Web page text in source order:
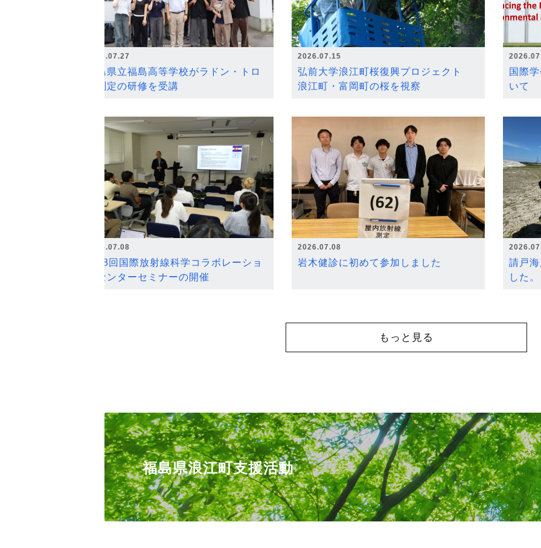
2026.07.27
福島県立福島高等学校がラドン・トロ
ン測定の研修を受講
2026.07.15
弘前大学浪江町桜復興プロジェクト
浪江町・富岡町の桜を視察
国際
いて
2026.07.08
第18回国際放射線科学コラボレーショ
ンセンターセミナーの開催
2026.07.08
岩木健診に初めて参加しました
請戸
した。
もっと見る
福島県浪江町支援活動